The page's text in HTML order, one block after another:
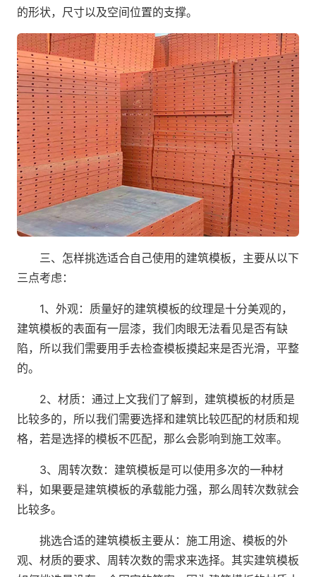
的形状，尺寸以及空间位置的支撑。
三、怎样挑选适合自己使用的建筑模板，主要从以下
三点考虑：
1、外观：质量好的建筑模板的纹理是十分美观的，
建筑模板的表面有一层漆，我们肉眼无法看见是否有缺
陷，所以我们需要用手去检查模板摸起来是否光滑，平整
的。
2、材质：通过上文我们了解到，建筑模板的材质是
比较多的，所以我们需要选择和建筑比较匹配的材质和规
格，若是选择的模板不匹配，那么会影响到施工效率。
3、周转次数：建筑模板是可以使用多次的一种材
料，如果要是建筑模板的承载能力强，那么周转次数就会
比较多。
挑选合适的建筑模板主要从：施工用途、模板的外
观、材质的要求、周转次数的需求来选择。其实建筑模板